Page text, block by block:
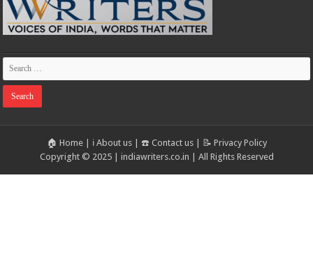
🏠 Home| ℹ️ About us| ☎️ Contact us|
📝 Privacy Policy
Copyright © 2025 | indiawriters.co.in | All Rights Reserved